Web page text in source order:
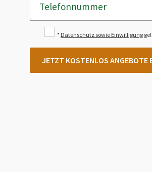
Telefonnummer
* Datenschutz sowie Einwilligung
JETZT KOSTENLOS ANGEBOTE